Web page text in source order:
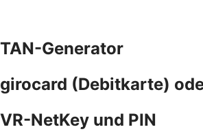
TAN-Generator
girocard (Debitkarte)
VR-NetKey und PIN